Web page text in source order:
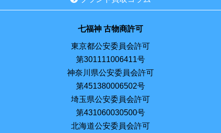
七福神 古物商許可
東京都公安委員会許可
第301111006411号
神奈川県公安委員会許可
第451380006502号
埼玉県公安委員会許可
第431060030500号
北海道公安委員会許可